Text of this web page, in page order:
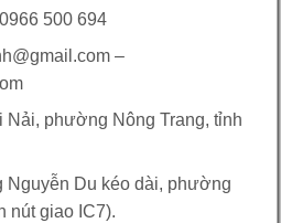
500 694
–
phường Nông Trang, tỉnh
Nguyễn Du kéo dài, phường
nút giao IC7).